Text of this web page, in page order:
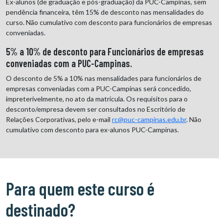
Ex-alunos (de graduação e pós-graduação) da PUC-Campinas, sem
pendência financeira, têm 15% de desconto nas mensalidades do
curso. Não cumulativo com desconto para funcionários de empresas
conveniadas.
5% a 10% de desconto para Funcionários de empresas
conveniadas com a PUC-Campinas.
O desconto de 5% a 10% nas mensalidades para funcionários de
empresas conveniadas com a PUC-Campinas será concedido,
impreterivelmente, no ato da matrícula. Os requisitos para o
desconto/empresa devem ser consultados no Escritório de
Relações Corporativas, pelo e-mail rc@puc-campinas.edu.br. Não
cumulativo com desconto para ex-alunos PUC-Campinas.
Para quem este curso é
destinado?